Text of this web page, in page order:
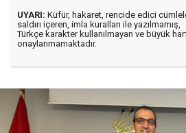
UYARI: Küfür, hakaret, rencide edici
saldırı içeren, imla kuralları ile yazılmamış,
Türkçe karakter kullanılmayan ve büyük
onaylanmamaktadır.